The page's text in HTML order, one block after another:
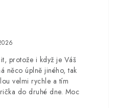
protože i když je Váš
něco úplně jiného, tak
velmi rychle a tím
do druhé dne. Moc